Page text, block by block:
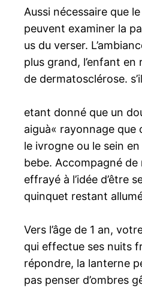
Aussi nécessaire que
peuvent examiner la
us du verser.
plus grand, l’enfant
de dermatosclérose.
etant donné que un
aiguà« rayonnage que
le ivrogne ou le sein
bebe. Accompagné
effrayé à l’idée d’être
quinquet restant
Vers l’âge de 1 an,
qui effectue ses nuits
répondre, la lanterne
pas penser d’ombres